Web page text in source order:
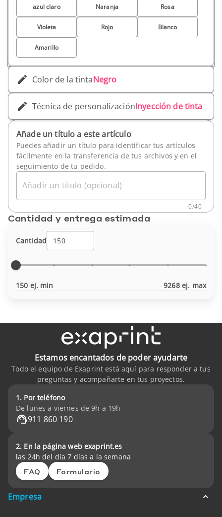
azul claro Naranja Rosa
Violeta Rojo Blanco
Amarillo
Color de la tintaNegro
Técnica de personalizaciónInyección de tinta
Añade un título a este artículo
Puedes añadir un título para identificar tus artículos
fácilmente en la transferencia de tus archivos y en el
seguimiento de tu pedido.
Añadir un título (opcional)
0/40
Cantidad y entrega estimada
Cantidad
150 ej. min 9268 ej. max
Estamos encantados de poder ayudarte
Todo el equipo de Exaprint está aquí para responder a tus
preguntas y acompañarte en tus proyectos.
1. Por teléfono
De lunes a viernes de 9h a 19h
911 860 190
2. En la página web exaprint.es
las 24h del día 7 días a la semana
FAQ Formulario
Empresa